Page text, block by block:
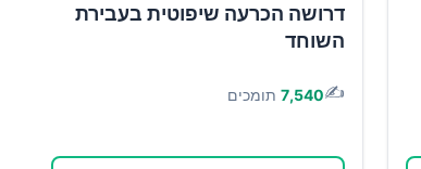
דרושה הכרעה שיפוטית בעבירת
השוחד
✍️
7,540 תומכים